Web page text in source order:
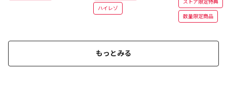
ハイレゾ
ストア限定特典
数量限定商品
もっとみる